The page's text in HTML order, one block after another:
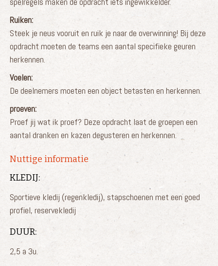
Ruiken:
Steek je neus vooruit en ruik je naar de overwinning! Bij deze
opdracht moeten de teams een aantal specifieke geuren
herkennen.
Voelen:
De deelnemers moeten een object betasten en herkennen.
proeven:
Proef jij wat ik proef? Deze opdracht laat de groepen een
aantal dranken en kazen degusteren en herkennen.
Nuttige informatie
KLEDIJ:
Sportieve kledij (regenkledij), stapschoenen met een goed
profiel, reservekledij
DUUR:
2,5 a 3u.